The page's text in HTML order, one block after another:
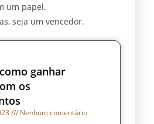
um papel.
seja um vencedor.
ganhar
os
Nenhum comentário